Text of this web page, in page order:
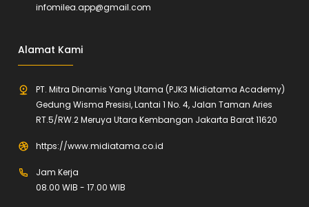
infomilea.app@gmail.com
Alamat Kami
PT. Mitra Dinamis Yang Utama (PJK3 Midiatama Academy)
Gedung Wisma Presisi, Lantai 1 No. 4, Jalan Taman Aries
RT.5/RW.2 Meruya Utara Kembangan Jakarta Barat 11620
https://www.midiatama.co.id
Jam Kerja
08.00 WIB - 17.00 WIB